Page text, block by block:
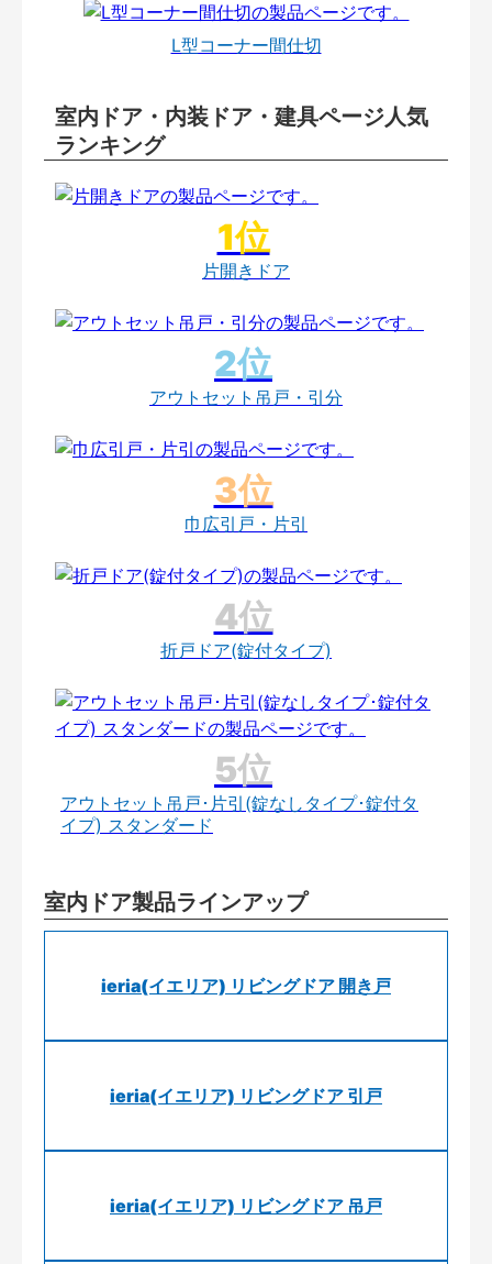
L型コーナー間仕切
室内ドア・内装ドア・建具ページ人気
ランキング
片開きドア
アウトセット吊戸・引分
巾広引戸・片引
折戸ドア(錠付タイプ)
アウトセット吊戸･片引(錠なしタイプ･錠付タ
イプ) スタンダード
室内ドア製品ラインアップ
ieria(イエリア) リビングドア 開き戸
ieria(イエリア) リビングドア 引戸
ieria(イエリア) リビングドア 吊戸